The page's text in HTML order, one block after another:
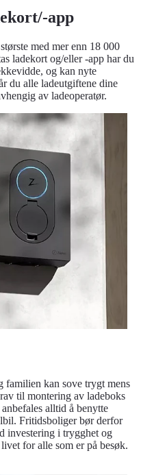
app
med mer enn 18 000
ladekort og/eller -app har du
og kan nyte
du alle ladeutgiftene dine
av ladeoperatør.
familien kan sove trygt mens
til montering av ladeboks
alltid å benytte
Fritidsboliger bør derfor
investering i trygghet og
for alle som er på besøk.